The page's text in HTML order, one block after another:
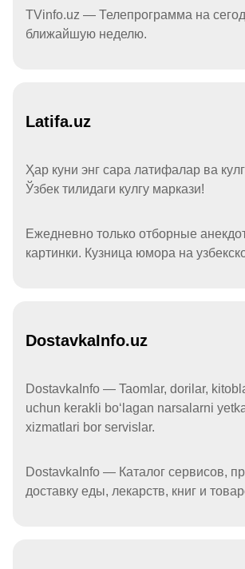
TVinfo.uz — Телепрограмма на
ближайшую неделю.
Latifa.uz
Ҳар куни энг сара латифалар ва
Ўзбек тилидаги кулгу маркази!
Ежедневно только отборные
картинки. Кузница юмора на
DostavkaInfo.uz
DostavkaInfo — Taomlar, dorilar,
uchun kerakli boʻlagan narsalarni
xizmatlari bor servislar.
DostavkaInfo — Каталог сервисов,
доставку еды, лекарств, книг и